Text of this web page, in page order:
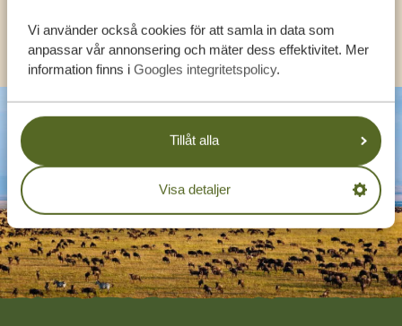
Vi använder också cookies för att samla in data som
anpassar vår annonsering och mäter dess effektivitet. Mer
information finns i Googles integritetspolicy.
Tillåt alla
Visa detaljer
KONTAKT
Footer